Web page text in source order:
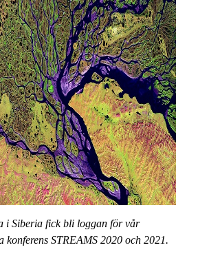
i Siberia fick bli loggan för vår
konferens STREAMS 2020 och 2021.